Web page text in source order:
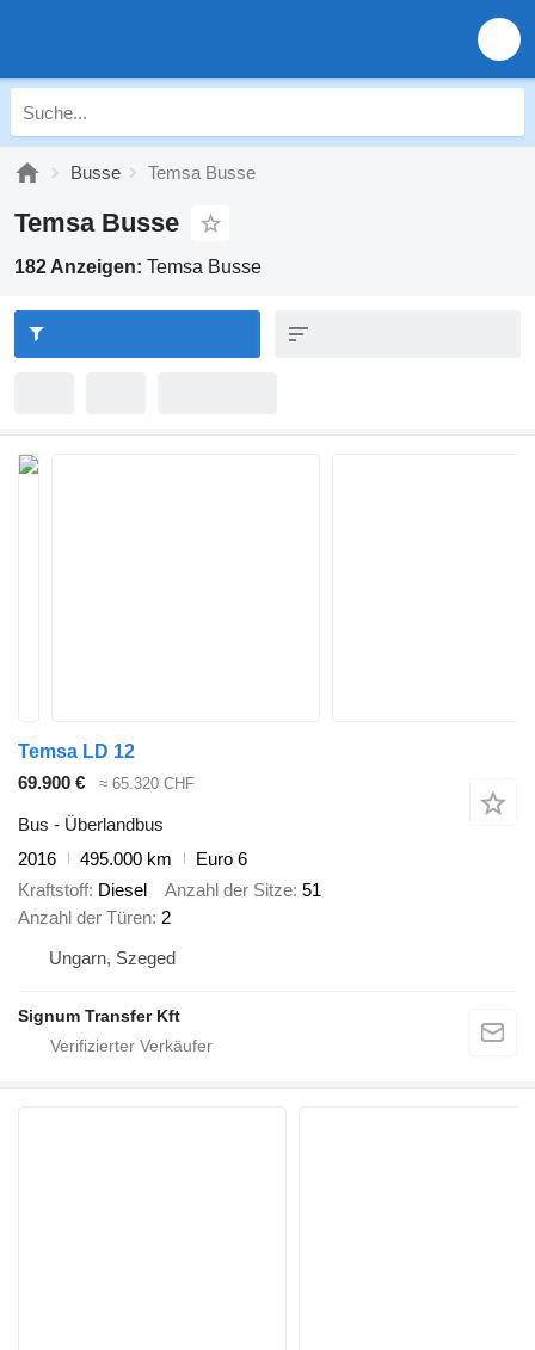
Busse Temsa Busse
Temsa Busse
182 Anzeigen: Temsa Busse
Temsa LD 12
69.900 €
≈ 65.320 CHF
Bus - Überlandbus
2016
495.000 km
Euro 6
Kraftstoff Diesel Anzahl der Sitze 51
Anzahl der Türen 2
Ungarn, Szeged
Signum Transfer Kft